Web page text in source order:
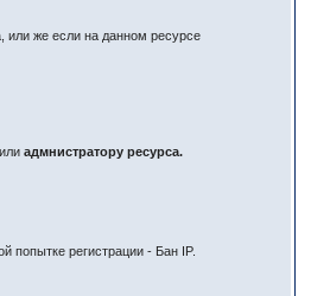
или же если на данном ресурсе
илиадмнистратору ресурса.
попытке регистрации - Бан IP.